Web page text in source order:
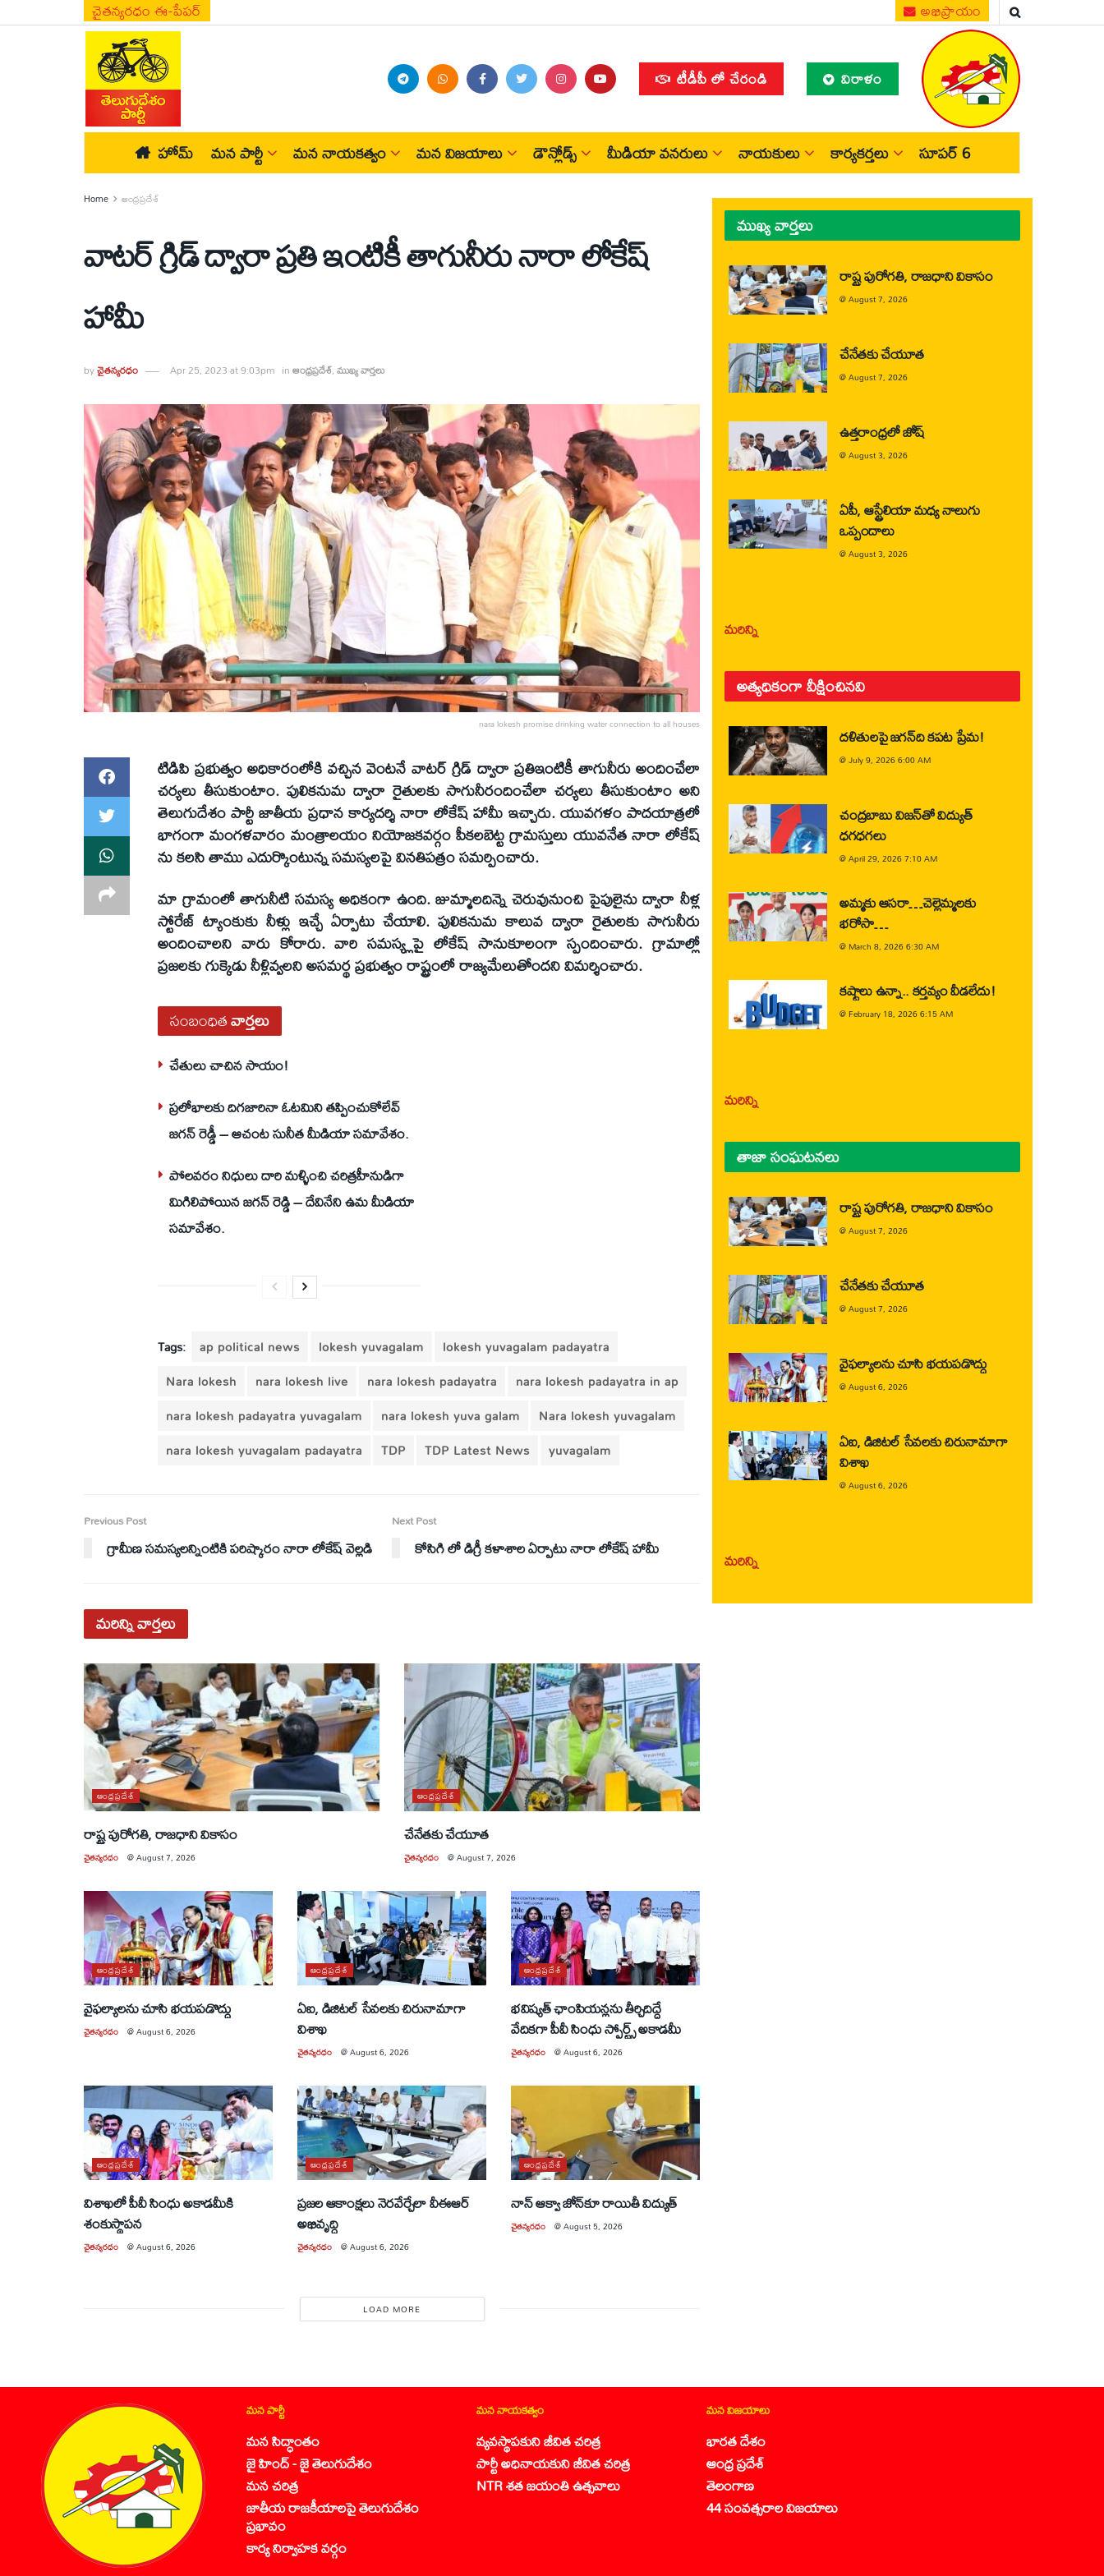
చైతన్యరధం ఈ-పేపర్ అభిప్రాయం
టీడీపీ లో చేరండి విరాళం
హోమ్ మన పార్టీ మన నాయకత్వం మన విజయాలు డౌన్లోడ్స్ మీడియా వనరులు నాయకులు కార్యకర్తలు సూపర్ 6
Home ఆంధ్రప్రదేశ్
వాటర్ గ్రిడ్ ద్వారా ప్రతి ఇంటికీ తాగునీరు నారా లోకేష్
హామీ
byచైతన్యరధం Apr 25, 2023 at 9:03pm inఆంధ్రప్రదేశ్,ముఖ్య వార్తలు
nara lokesh promise drinking water connection to all houses
టిడిపి ప్రభుత్వం అధికారంలోకి వచ్చిన వెంటనే వాటర్ గ్రిడ్ ద్వారా ప్రతిఇంటికీ తాగునీరు అందించేలా
చర్యలు తీసుకుంటాం. పులికనుమ ద్వారా రైతులకు సాగునీరందించేలా చర్యలు తీసుకుంటాం అని
తెలుగుదేశం పార్టీ జాతీయ ప్రధాన కార్యదర్శి నారా లోకేష్ హామీ ఇచ్చారు. యువగళం పాదయాత్రలో
భాగంగా మంగళవారం మంత్రాలయం నియోజకవర్గం పీకలబెట్ట గ్రామస్తులు యువనేత నారా లోకేష్
ను కలసి తాము ఎదుర్కొంటున్న సమస్యలపై వినతిపత్రం సమర్పించారు.
మా గ్రామంలో తాగునీటి సమస్య అధికంగా ఉంది. జుమ్మాలదిన్నె చెరువునుంచి పైపులైను ద్వారా నీళ్ల
స్టోరేజ్ ట్యాంకుకు నీళ్లు ఇచ్చే ఏర్పాటు చేయాలి. పులికనుమ కాలువ ద్వారా రైతులకు సాగునీరు
అందించాలని వారు కోరారు. వారి సమస్య్లపై లోకేష్ సానుకూలంగా స్పందించారు. గ్రామాల్లో
ప్రజలకు గుక్కెడు నీళ్లివ్వలని అసమర్థ ప్రభుత్వం రాష్ట్రంలో రాజ్యమేలుతోందని విమర్శించారు.
సంబంధితవార్తలు
చేతులు చాచిన సాయం!
ప్రలోభాలకు దిగజారినా ఓటమిని తప్పించుకోలేవ్
జగన్ రెడ్డీ – ఆచంట సునీత మీడియా సమావేశం.
పోలవరం నిధులు దారి మళ్ళించి చరిత్రహీనుడిగా
మిగిలిపోయిన జగన్ రెడ్డి – దేవినేని ఉమ మీడియా
సమావేశం.
Tags: ap political news lokesh yuvagalam
lokesh yuvagalam padayatra
Nara lokesh
nara lokesh live nara lokesh padayatra
nara lokesh padayatra in ap
nara lokesh padayatra yuvagalam
nara lokesh yuva galam
Nara lokesh yuvagalam
nara lokesh yuvagalam padayatra
TDP TDP Latest News yuvagalam
Previous Post
గ్రామీణ సమస్యలన్నింటికి పరిష్కారం నారా లోకేష్ వెల్లడి
Next Post
కోసిగి లో డిగ్రీ కళాశాల ఏర్పాటు నారా లోకేష్ హామీ
మరిన్నివార్తలు
ఆంధ్రప్రదేశ్
రాష్ట్ర పురోగతి, రాజధాని వికాసం
చైతన్యరధం @August 7, 2026
ఆంధ్రప్రదేశ్
చేనేతకు చేయూత
చైతన్యరధం @August 7, 2026
ఆంధ్రప్రదేశ్
వైఫల్యాలను చూసి భయపడొద్దు
చైతన్యరధం @August 6, 2026
ఆంధ్రప్రదేశ్
ఏఐ, డిజిటల్ సేవలకు చిరునామాగా
విశాఖ
చైతన్యరధం @August 6, 2026
ఆంధ్రప్రదేశ్
భవిష్యత్ ఛాంపియన్లను తీర్చిదిద్దే
వేదికగా పీవీ సింధు స్పోర్ట్స్ అకాడమీ
చైతన్యరధం @August 6, 2026
ఆంధ్రప్రదేశ్
విశాఖలో పీవీ సింధు అకాడమీకి
శంకుస్థాపన
చైతన్యరధం @August 6, 2026
ఆంధ్రప్రదేశ్
ప్రజల ఆకాంక్షలు నెరవేర్చేలా వీఈఆర్
అభివృద్ధి
చైతన్యరధం @August 6, 2026
ఆంధ్రప్రదేశ్
నాన్ ఆక్వా జోన్‌కూ రాయితీ విద్యుత్
చైతన్యరధం @August 5, 2026
LOAD MORE
ముఖ్య వార్తలు
రాష్ట్ర పురోగతి, రాజధాని వికాసం
@August 7, 2026
చేనేతకు చేయూత
@August 7, 2026
ఉత్తరాంధ్రలో జోష్
@August 3, 2026
ఏపీ, ఆస్ట్రేలియా మధ్య నాలుగు
ఒప్పందాలు
@August 3, 2026
మరిన్ని
అత్యధికంగా వీక్షించినవి
దళితులపై జగన్‌ది కపట ప్రేమ!
@July 9, 2026 6:00 AM
చంద్రబాబు విజన్‌తో విద్యుత్
ధగధగలు
@April 29, 2026 7:10 AM
అమ్మకు ఆసరా…చెల్లెమ్మలకు
భరోసా…
@ March 8, 2026 6:30 AM
కష్టాలు ఉన్నా.. కర్తవ్యం వీడలేదు!
@February 18, 2026 6:15 AM
మరిన్ని
తాజా సంఘటనలు
రాష్ట్ర పురోగతి, రాజధాని వికాసం
@August 7, 2026
చేనేతకు చేయూత
@August 7, 2026
వైఫల్యాలను చూసి భయపడొద్దు
@August 6, 2026
ఏఐ, డిజిటల్ సేవలకు చిరునామాగా
విశాఖ
@August 6, 2026
మరిన్ని
మన పార్టీ
మన సిద్ధాంతం
జై హింద్ - జై తెలుగుదేశం
మన చరిత్ర
జాతీయ రాజకీయాలపై తెలుగుదేశం
ప్రభావం
కార్య నిర్వాహక వర్గం
మన నాయకత్వం
వ్యవస్థాపకుని జీవిత చరిత్ర
పార్టీ అధినాయకుని జీవిత చరిత్ర
NTR శత జయంతి ఉత్సవాలు
మన విజయాలు
భారత దేశం
ఆంధ్ర ప్రదేశ్
తెలంగాణ
44 సంవత్సరాల విజయాలు